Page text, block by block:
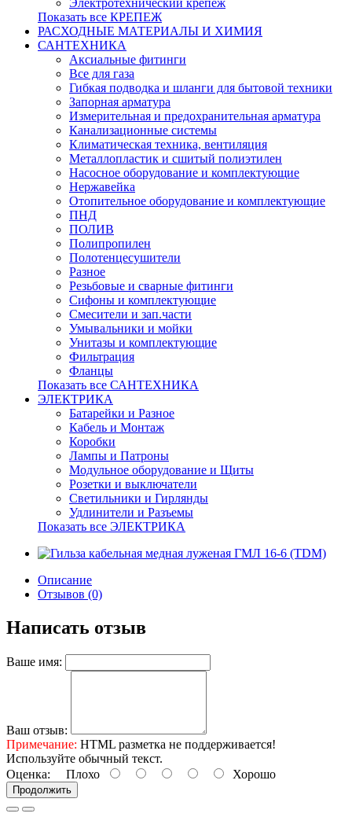
Электротехнический крепеж
Показать все КРЕПЕЖ
РАСХОДНЫЕ МАТЕРИАЛЫ И ХИМИЯ
САНТЕХНИКА
Аксиальные фитинги
Все для газа
Гибкая подводка и шланги для бытовой техники
Запорная арматура
Измерительная и предохранительная арматура
Канализационные системы
Климатическая техника, вентиляция
Металлопластик и сшитый полиэтилен
Насосное оборудование и комплектующие
Нержавейка
Отопительное оборудование и комплектующие
ПНД
ПОЛИВ
Полипропилен
Полотенцесушители
Разное
Резьбовые и сварные фитинги
Сифоны и комплектующие
Смесители и зап.части
Умывальники и мойки
Унитазы и комплектующие
Фильтрация
Фланцы
Показать все САНТЕХНИКА
ЭЛЕКТРИКА
Батарейки и Разное
Кабель и Монтаж
Коробки
Лампы и Патроны
Модульное оборудование и Щиты
Розетки и выключатели
Светильники и Гирлянды
Удлинители и Разъемы
Показать все ЭЛЕКТРИКА
Описание
Отзывов (0)
Написать отзыв
Ваше имя:
Ваш отзыв:
Примечание: HTML разметка не поддерживается!
Используйте обычный текст.
Оценка: Плохо Хорошо
Продолжить